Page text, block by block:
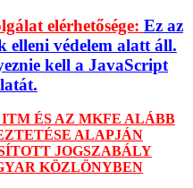
elérhetősége: Ez az
elleni védelem alatt áll.
kell a JavaScript
ÉS AZ MKFE ALÁBB
ALAPJÁN
JOGSZABÁLY
KÖZLÖNYBEN